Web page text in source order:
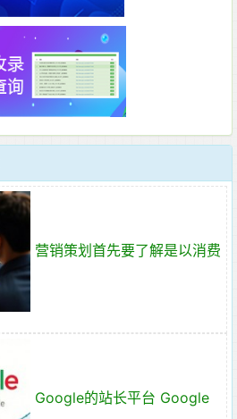
营销策划首先要了解是以消费
Google的站长平台 Google